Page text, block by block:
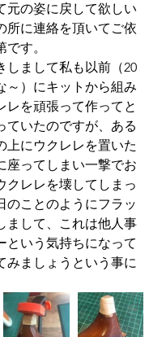
元の姿に戻して欲しい
所に連絡を頂いてご依
す。
しまして私も以前（20
～）にキットから組み
レを頑張って作ってと
ていたのですが、ある
上にウクレレを置いた
座ってしまい一撃でお
クレレを壊してしまっ
のことのようにフラッ
まして、これは他人事
という気持ちになって
みましょうという事に